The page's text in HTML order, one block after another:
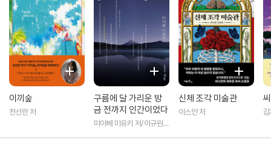
이끼숲
천선란 저
구름에 달 가리운 방
금 전까지 인간이었다
미야베 미유키 저/이규원
신체 조각 미술관
이스안 저 김